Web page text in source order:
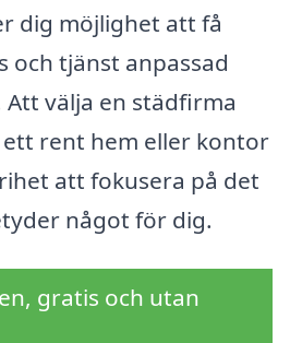
dig möjlighet att få
och tjänst anpassad
välja en städfirma
rent hem eller kontor
att fokusera på det
något för dig.
gratis och utan